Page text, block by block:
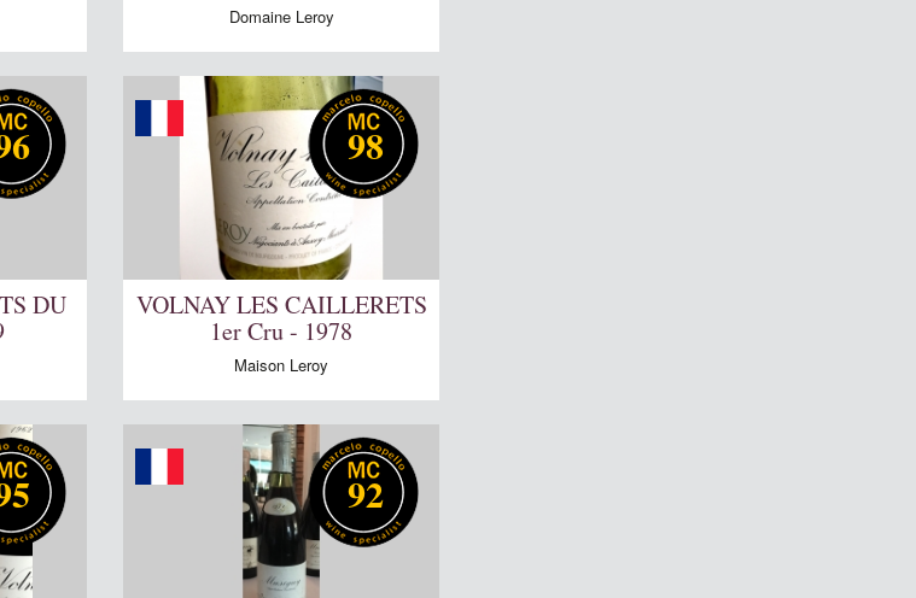
Domaine Leroy
DU
98
VOLNAY LES CAILLERETS
1er Cru - 1978
Maison Leroy
92